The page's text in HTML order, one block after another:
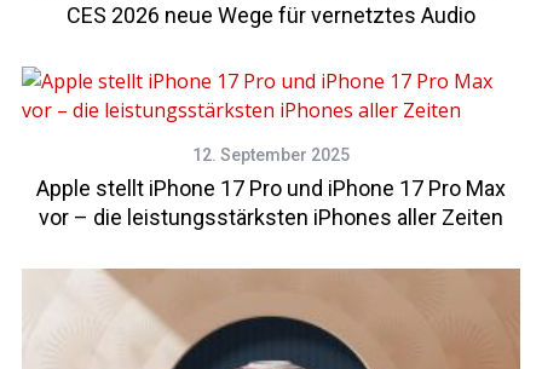
CES 2026 neue Wege für vernetztes Audio
12. September 2025
Apple stellt iPhone 17 Pro und iPhone 17 Pro Max
vor – die leistungsstärksten iPhones aller Zeiten